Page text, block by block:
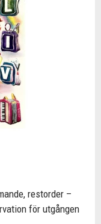
restorder –
för utgången